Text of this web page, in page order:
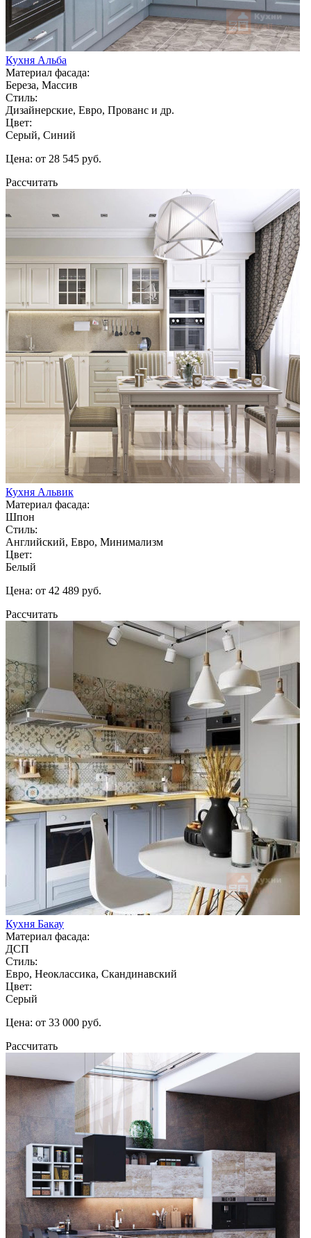
Кухня Альба
Материал фасада:
Береза, Массив
Стиль:
Дизайнерские, Евро, Прованс и др.
Цвет:
Серый, Синий
Цена: от 28 545 руб.
Рассчитать
Кухня Альвик
Материал фасада:
Шпон
Стиль:
Английский, Евро, Минимализм
Цвет:
Белый
Цена: от 42 489 руб.
Рассчитать
Кухня Бакау
Материал фасада:
ДСП
Стиль:
Евро, Неоклассика, Скандинавский
Цвет:
Серый
Цена: от 33 000 руб.
Рассчитать